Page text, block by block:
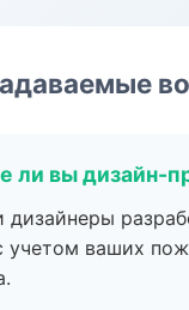
ли вы дизайн-
дизайнеры
учетом ваших